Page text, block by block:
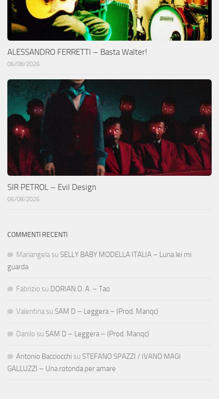
ALESSANDRO FERRETTI – Basta Walter!
06/08/2026
SIR PETROL – Evil Design
06/08/2026
COMMENTI RECENTI
Mariangela su SELLY BABY MODELLA ITALIA – Luna lei mi
guarda
Fabrizio su DORIAN O. A. – Tao
Valentina su SAM D – Leggera – (Prod. Manqc)
Danilo su SAM D – Leggera – (Prod. Manqc)
Antonio Bacciocchi su STEFANO SPAZZI / IVANO MAGI
GALLUZZI – Una rotonda per amare